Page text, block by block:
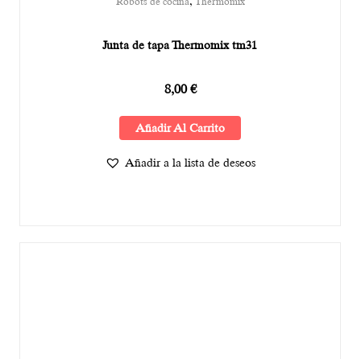
Junta de tapa Thermomix tm31
8,00€
Añadir Al Carrito
Añadir a la lista de deseos